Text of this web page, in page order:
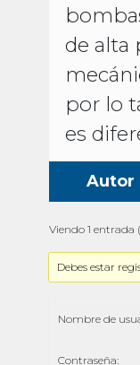
de alta
por lo
es
Autor
Viendo 1 entrada
Debes estar
Nombre de
Contraseña: